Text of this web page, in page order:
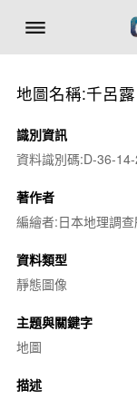
地圖名稱:千呂露
識別資訊
資料識別碼:D-36-
著作者
編繪者:日本地理調
資料類型
靜態圖像
主題與關鍵字
地圖
描述